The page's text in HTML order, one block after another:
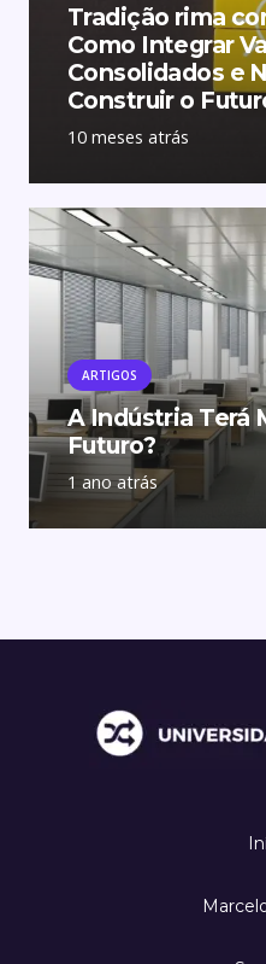
Tradição rima
Como Integrar
Consolidados e
Construir o
10 meses atrás
ARTIGOS
A Indústria Terá
Futuro?
1 ano atrás